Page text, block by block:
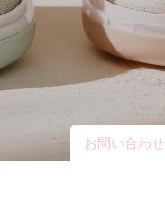
お問い合わせ